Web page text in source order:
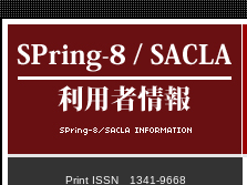
Print ISSN 1341-9668